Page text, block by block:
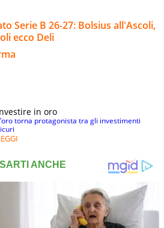
Serie B 26-27: Bolsius all'Ascoli,
ecco Deli
in oro
torna protagonista tra gli investimenti